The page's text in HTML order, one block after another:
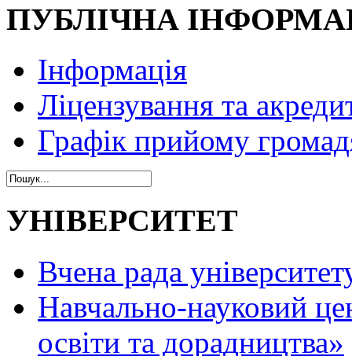
ПУБЛІЧНА
Інформація
Ліцензування та
Графік прийому
УНІВЕРСИТЕТ
Вчена рада
Навчально-науковий
освіти та дорадництва»